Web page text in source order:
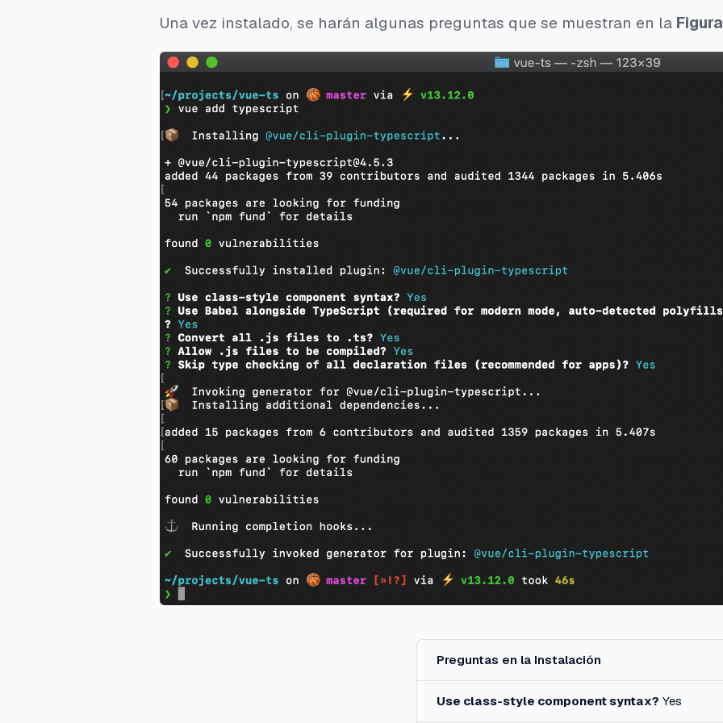
Una vez instalado, se harán algunas preguntas que se muestran en la
Preguntas en la Instalación
Use class-style component syntax? Yes